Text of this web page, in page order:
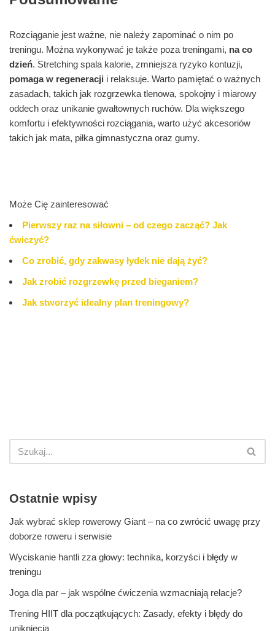
Rozciąganie jest ważne, nie należy zapominać o nim po
treningu. Można wykonywać je także poza treningami, na co
dzień. Stretching spala kalorie, zmniejsza ryzyko kontuzji,
pomaga w regeneracji i relaksuje. Warto pamiętać o ważnych
zasadach, takich jak rozgrzewka tlenowa, spokojny i miarowy
oddech oraz unikanie gwałtownych ruchów. Dla większego
komfortu i efektywności rozciągania, warto użyć akcesoriów
takich jak mata, piłka gimnastyczna oraz gumy.
Może Cię zainteresować
Pierwszy raz na siłowni – od czego zacząć? Jak
ćwiczyć?
Co zrobić, gdy zakwasy łydek nie dają żyć?
Jak zrobić rozgrzewkę przed bieganiem?
Jak stworzyć idealny plan treningowy?
Ostatnie wpisy
Jak wybrać sklep rowerowy Giant – na co zwrócić uwagę przy
doborze roweru i serwisie
Wyciskanie hantli zza głowy: technika, korzyści i błędy w
treningu
Joga dla par – jak wspólne ćwiczenia wzmacniają relacje?
Trening HIIT dla początkujących: Zasady, efekty i błędy do
uniknięcia